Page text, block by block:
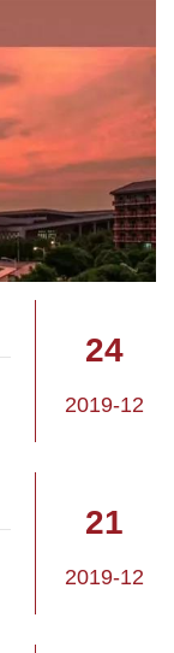
24
2019-12
21
2019-12